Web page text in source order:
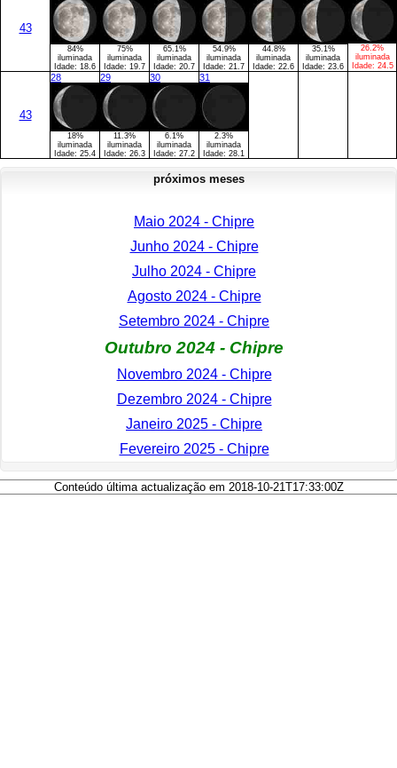
43
84%
iluminada
Idade: 18.6
75%
iluminada
Idade: 19.7
65.1%
iluminada
Idade: 20.7
54.9%
iluminada
Idade: 21.7
44.8%
iluminada
Idade: 22.6
35.1%
iluminada
Idade: 23.6
26.2%
iluminada
Idade: 24.5
43
28
18%
iluminada
Idade: 25.4
29
11.3%
iluminada
Idade: 26.3
30
6.1%
iluminada
Idade: 27.2
31
2.3%
iluminada
Idade: 28.1
próximos meses
Maio 2024 - Chipre
Junho 2024 - Chipre
Julho 2024 - Chipre
Agosto 2024 - Chipre
Setembro 2024 - Chipre
Outubro 2024 - Chipre
Novembro 2024 - Chipre
Dezembro 2024 - Chipre
Janeiro 2025 - Chipre
Fevereiro 2025 - Chipre
Conteúdo última actualização em 2018-10-21T17:33:00Z